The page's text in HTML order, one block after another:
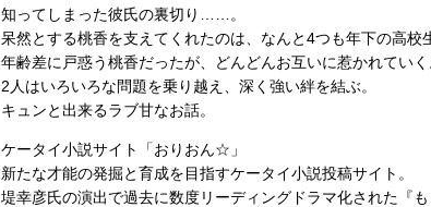
知ってしまった彼氏の裏切り……。
呆然とする桃香を支えてくれたのは、なんと4つも年下の高校
年齢差に戸惑う桃香だったが、どんどんお互いに惹かれていく
2人はいろいろな問題を乗り越え、深く強い絆を結ぶ。
キュンと出来るラブ甘なお話。
ケータイ小説サイト「おりおん☆」
新たな才能の発掘と育成を目指すケータイ小説投稿サイト。
堤幸彦氏の演出で過去に数度リーディングドラマ化された『